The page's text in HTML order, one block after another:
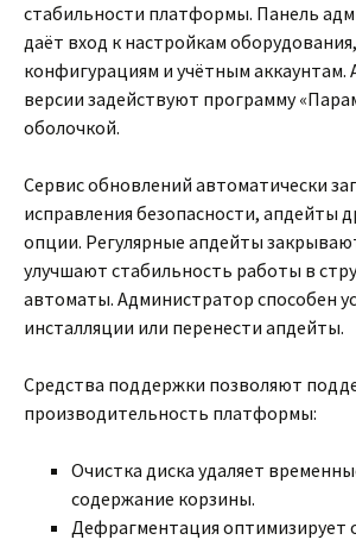
стабильности платформы. Панель
даёт вход к настройкам
конфигурациям и учётным аккаунтам.
версии задействуют программу
оболочкой.
Сервис обновлений автоматически
исправления безопасности, апдейты
опции. Регулярные апдейты
улучшают стабильность работы в
автоматы. Администратор способен
инсталляции или перенести апдейты.
Средства поддержки позволяют
производительность платформы:
Очистка диска удаляет
содержание корзины.
Дефрагментация оптимизирует